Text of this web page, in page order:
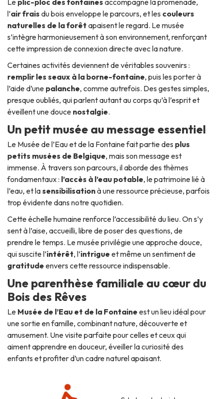
l’air frais du bois enveloppe le parcours, et les couleurs
naturelles de la forêt apaisent le regard. Le musée
s’intègre harmonieusement à son environnement, renforçant
cette impression de connexion directe avec la nature.
Certaines activités deviennent de véritables souvenirs :
remplir les seaux à la borne-fontaine, puis les porter à
l’aide d’une palanche, comme autrefois. Des gestes simples,
presque oubliés, qui parlent autant au corps qu’à l’esprit et
éveillent une douce nostalgie.
Un petit musée au message essentiel
Le Musée de l’Eau et de la Fontaine fait partie des plus
petits musées de Belgique, mais son message est
immense. À travers son parcours, il aborde des thèmes
fondamentaux : l’accès à l’eau potable, le patrimoine lié à
l’eau, et lasensibilisationà une ressource précieuse, parfois
trop évidente dans notre quotidien.
Cette échelle humaine renforce l’accessibilité du lieu. On s’y
sent à l’aise, accueilli, libre de poser des questions, de
prendre le temps. Le musée privilégie une approche douce,
qui suscite l’intérêt, l’intrigue et même un sentiment de
gratitude envers cette ressource indispensable.
Une parenthèse familiale au cœur du
Bois des Rêves
Le Musée de l’Eau et de la Fontaine est un lieu idéal pour
une sortie en famille, combinant nature, découverte et
amusement. Une visite parfaite pour celles et ceux qui
aiment apprendre en douceur, éveiller la curiosité des
enfants et profiter d’un cadre naturel apaisant.